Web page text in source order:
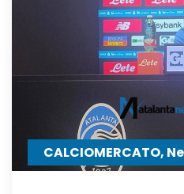
CALCIOMERCATO,